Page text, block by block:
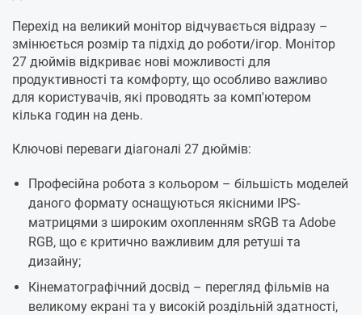
Перехід на великий монітор відчувається відразу –
змінюється розмір та підхід до роботи/ігор. Монітор
27 дюймів відкриває нові можливості для
продуктивності та комфорту, що особливо важливо
для користувачів, які проводять за комп'ютером
кілька годин на день.
Ключові переваги діагоналі 27 дюймів:
Професійна робота з кольором – більшість моделей
даного формату оснащуються якісними IPS-
матрицями з широким охопленням sRGB та Adobe
RGB, що є критично важливим для ретуші та
дизайну;
Кінематографічний досвід – перегляд фільмів на
великому екрані та у високій роздільній здатності,